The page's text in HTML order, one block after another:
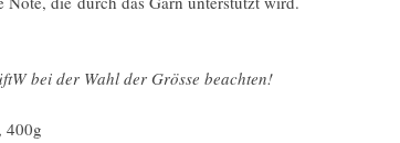
bei der Wahl der Grösse beachten!
400g